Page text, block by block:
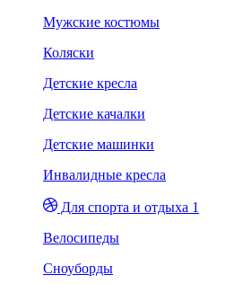
Мужские костюмы
Коляски
Детские кресла
Детские качалки
Детские машинки
Инвалидные кресла
Для спорта и отдыха 1
Велосипеды
Сноуборды